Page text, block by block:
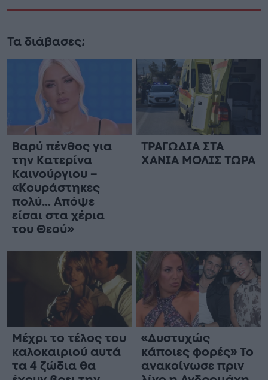
Τα διάβασες;
Βαρύ πένθος για
την Κατερίνα
Καινούργιου –
«Κουράστηκες
πολύ… Απόψε
είσαι στα χέρια
του Θεού»
ΤΡΑΓΩΔΙΑ ΣΤΑ
ΧΑΝΙΑ ΜΟΛΙΣ ΤΩΡΑ
Μέχρι το τέλος του
καλοκαιριού αυτά
τα 4 ζώδια θα
«Δυστυχώς
κάποιες φορές» Το
ανακοίνωσε πριν